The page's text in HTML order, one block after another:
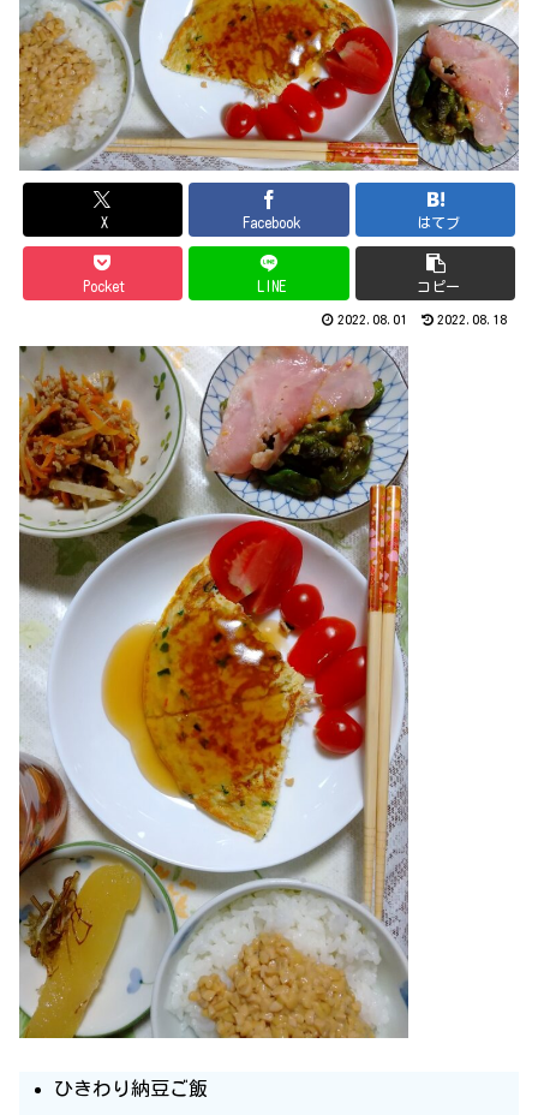
X Facebook はてブ
Pocket LINE コピー
2022.08.01 2022.08.18
ひきわり納豆ご飯